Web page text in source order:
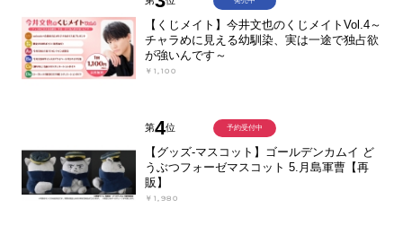
【くじメイト】今井文也のくじメイトVol.4～
チャラめに見える幼馴染、実は一途で独占欲
が強いんです～
￥1,100
第4位
【グッズ-マスコット】ゴールデンカムイ ど
うぶつフォーゼマスコット 5.月島軍曹【再
販】
￥1,980
予約受付中